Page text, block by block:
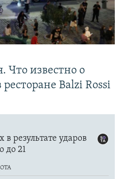
Что известно о
Balzi Rossi